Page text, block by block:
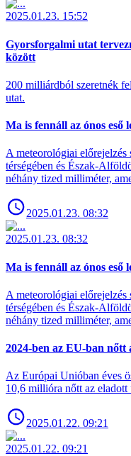
2025.01.23. 15:52
Gyorsforgalmi utat
között
200 milliárdból szeretnék
utat.
Ma is fennáll az ónos eső
A meteorológiai előrejelzés
térségében és Észak-
néhány tized milliméter,
2025.01.23. 08:32
2025.01.23. 08:32
Ma is fennáll az ónos eső
A meteorológiai előrejelzés
térségében és Észak-
néhány tized milliméter,
2024-ben az EU-ban nőtt
Az Európai Unióban éves
10,6 millióra nőtt az eladott
2025.01.22. 09:21
2025.01.22. 09:21